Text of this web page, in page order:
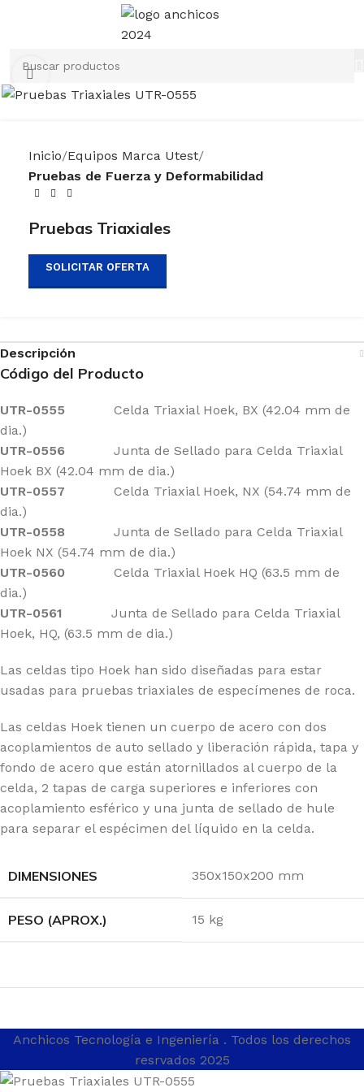
Clic para ampliar
Inicio Equipos Marca Utest
Pruebas de Fuerza y Deformabilidad
Pruebas Triaxiales
SOLICITAR OFERTA
Descripción
Código del Producto
UTR-0555 Celda Triaxial Hoek, BX (42.04 mm de
dia.)
UTR-0556 Junta de Sellado para Celda Triaxial
Hoek BX (42.04 mm de dia.)
UTR-0557 Celda Triaxial Hoek, NX (54.74 mm de
dia.)
UTR-0558 Junta de Sellado para Celda Triaxial
Hoek NX (54.74 mm de dia.)
UTR-0560 Celda Triaxial Hoek HQ (63.5 mm de
dia.)
UTR-0561 Junta de Sellado para Celda Triaxial
Hoek, HQ, (63.5 mm de dia.)
Las celdas tipo Hoek han sido diseñadas para estar
usadas para pruebas triaxiales de especímenes de roca.
Las celdas Hoek tienen un cuerpo de acero con dos
acoplamientos de auto sellado y liberación rápida, tapa y
fondo de acero que están atornillados al cuerpo de la
celda, 2 tapas de carga superiores e inferiores con
acoplamiento esférico y una junta de sellado de hule
para separar el espécimen del líquido en la celda.
DIMENSIONES 350x150x200 mm
PESO (APROX.) 15 kg
Anchicos Tecnología e Ingeniería . Todos los derechos
resrvados 2025